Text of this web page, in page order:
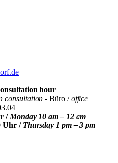
hour
consultation - Büro /office
/ Monday 10 am – 12 am
Uhr / Thursday 1 pm – 3 pm